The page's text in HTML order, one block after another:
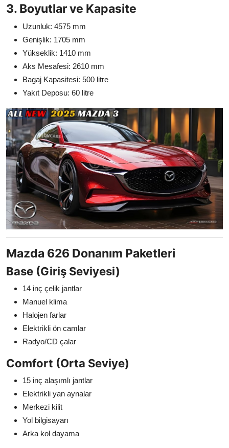
3. Boyutlar ve Kapasite
Uzunluk: 4575 mm
Genişlik: 1705 mm
Yükseklik: 1410 mm
Aks Mesafesi: 2610 mm
Bagaj Kapasitesi: 500 litre
Yakıt Deposu: 60 litre
Mazda 626 Donanım Paketleri
Base (Giriş Seviyesi)
14 inç çelik jantlar
Manuel klima
Halojen farlar
Elektrikli ön camlar
Radyo/CD çalar
Comfort (Orta Seviye)
15 inç alaşımlı jantlar
Elektrikli yan aynalar
Merkezi kilit
Yol bilgisayarı
Arka kol dayama